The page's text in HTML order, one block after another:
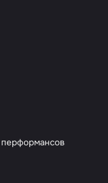
перформансов